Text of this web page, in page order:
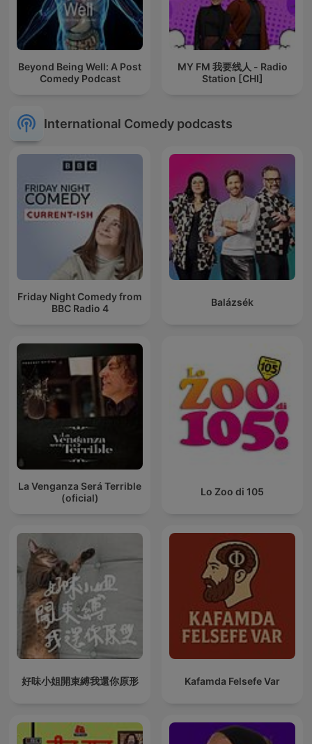
Beyond Being Well: A Post
Comedy Podcast
MY FM 我要线人 - Radio
Station [CHI]
International Comedy podcasts
Friday Night Comedy from
BBC Radio 4
Balázsék
La Venganza Será Terrible
(oficial)
Lo Zoo di 105
好味小姐開束縛我還你原形 Kafamda Felsefe Var